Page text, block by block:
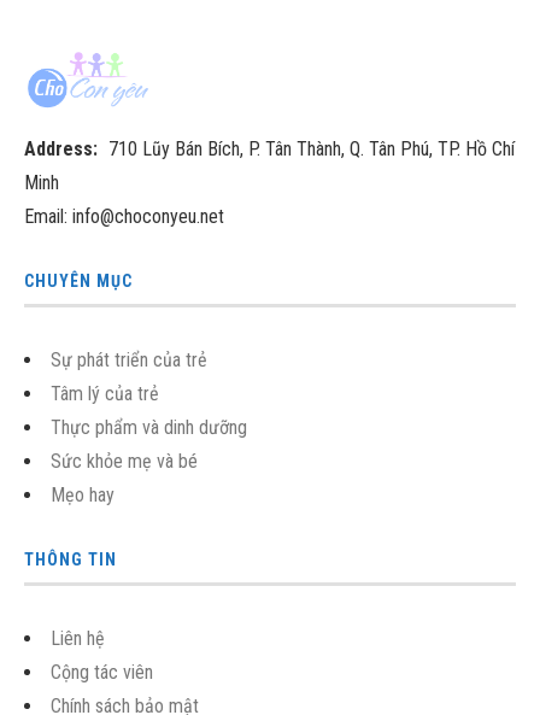
Address: 710 Lũy Bán Bích, P. Tân Thành, Q. Tân Phú, TP. Hồ Chí
Minh
Email: info@choconyeu.net
CHUYÊN MỤC
Sự phát triển của trẻ
Tâm lý của trẻ
Thực phẩm và dinh dưỡng
Sức khỏe mẹ và bé
Mẹo hay
THÔNG TIN
Liên hệ
Cộng tác viên
Chính sách bảo mật